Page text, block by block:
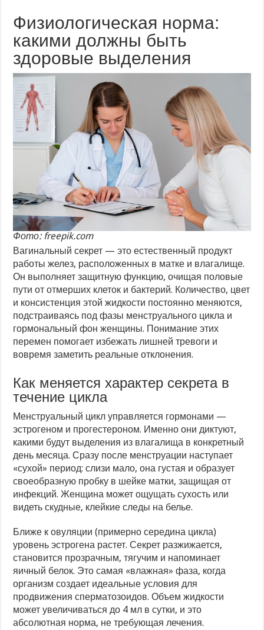
Физиологическая норма:
какими должны быть
здоровые выделения
Фото: freepik.com
Вагинальный секрет — это естественный продукт
работы желез, расположенных в матке и влагалище.
Он выполняет защитную функцию, очищая половые
пути от отмерших клеток и бактерий. Количество, цвет
и консистенция этой жидкости постоянно меняются,
подстраиваясь под фазы менструального цикла и
гормональный фон женщины. Понимание этих
перемен помогает избежать лишней тревоги и
вовремя заметить реальные отклонения.
Как меняется характер секрета в
течение цикла
Менструальный цикл управляется гормонами —
эстрогеном и прогестероном. Именно они диктуют,
какими будут выделения из влагалища в конкретный
день месяца. Сразу после менструации наступает
«сухой» период: слизи мало, она густая и образует
своеобразную пробку в шейке матки, защищая от
инфекций. Женщина может ощущать сухость или
видеть скудные, клейкие следы на белье.
Ближе к овуляции (примерно середина цикла)
уровень эстрогена растет. Секрет разжижается,
становится прозрачным, тягучим и напоминает
яичный белок. Это самая «влажная» фаза, когда
организм создает идеальные условия для
продвижения сперматозоидов. Объем жидкости
может увеличиваться до 4 мл в сутки, и это
абсолютная норма, не требующая лечения.